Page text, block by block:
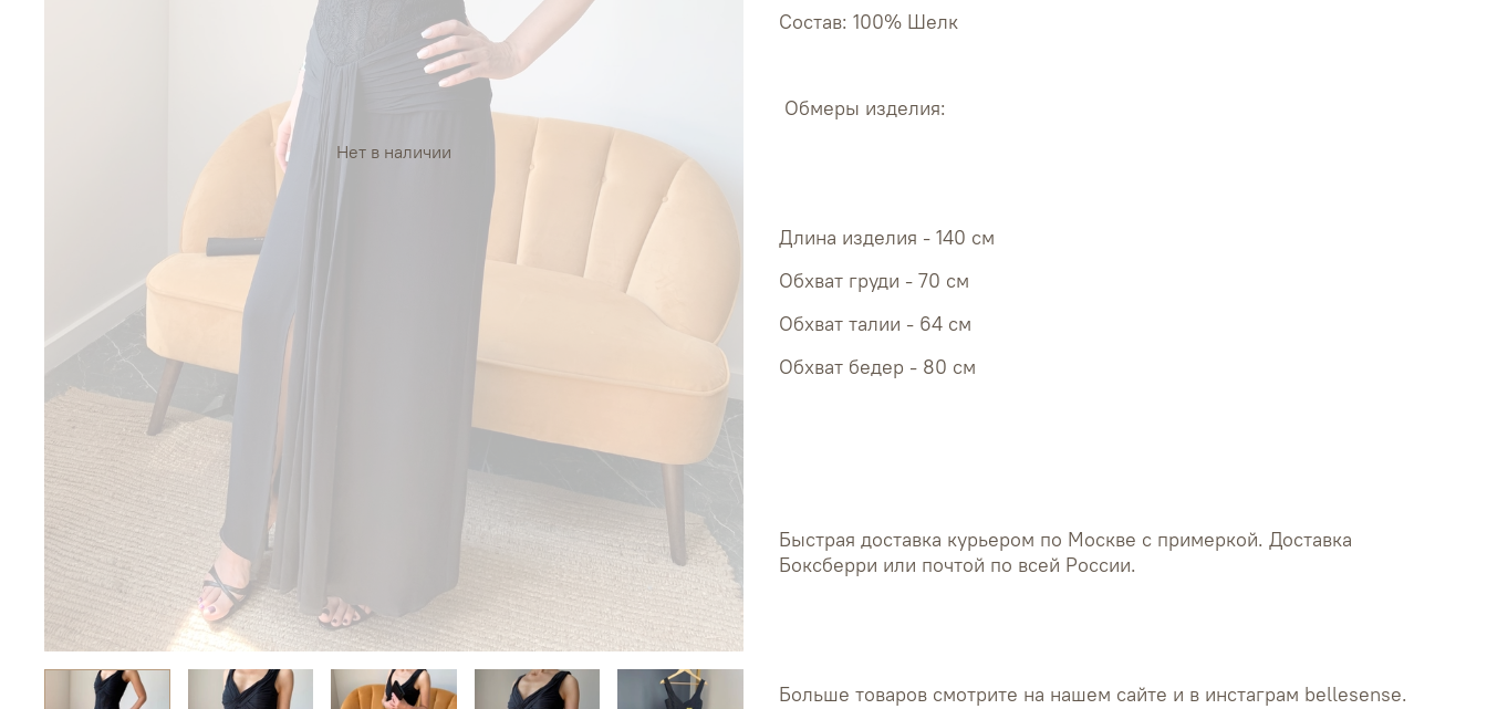
Нет в наличии
Состав: 100% Шелк
Обмеры изделия:
Длина изделия - 140 см
Обхват груди - 70 см
Обхват талии - 64 см
Обхват бедер - 80 см
Быстрая доставка курьером по Москве с примеркой. Доставка
Боксберри или почтой по всей России.
Больше товаров смотрите на нашем сайте и в инстаграм bellesense.